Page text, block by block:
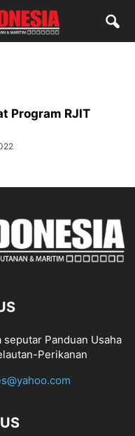
Program RJIT
Panduan Usaha
Perikanan